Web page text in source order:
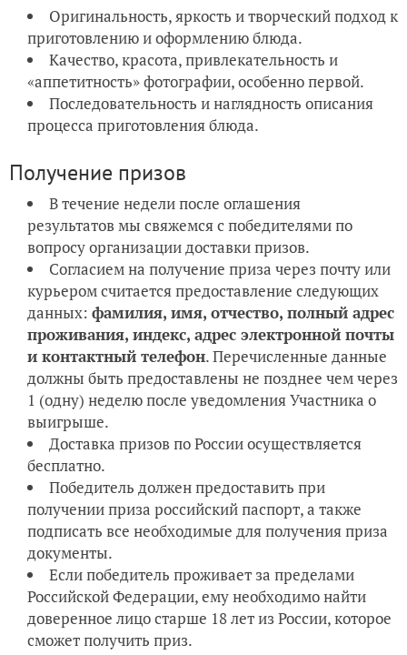
Оригинальность, яркость и творческий подход к
приготовлению и оформлению блюда.
Качество, красота, привлекательность и
«аппетитность» фотографии, особенно первой.
Последовательность и наглядность описания
процесса приготовления блюда.
Получение призов
В течение недели после оглашения
результатов мы свяжемся с победителями по
вопросу организации доставки призов.
Согласием на получение приза через почту или
курьером считается предоставление следующих
данных: фамилия, имя, отчество, полный адрес
проживания, индекс, адрес электронной почты
и контактный телефон. Перечисленные данные
должны быть предоставлены не позднее чем через
1 (одну) неделю после уведомления Участника о
выигрыше.
Доставка призов по России осуществляется
бесплатно.
Победитель должен предоставить при
получении приза российский паспорт, а также
подписать все необходимые для получения приза
документы.
Если победитель проживает за пределами
Российской Федерации, ему необходимо найти
доверенное лицо старше 18 лет из России, которое
сможет получить приз.